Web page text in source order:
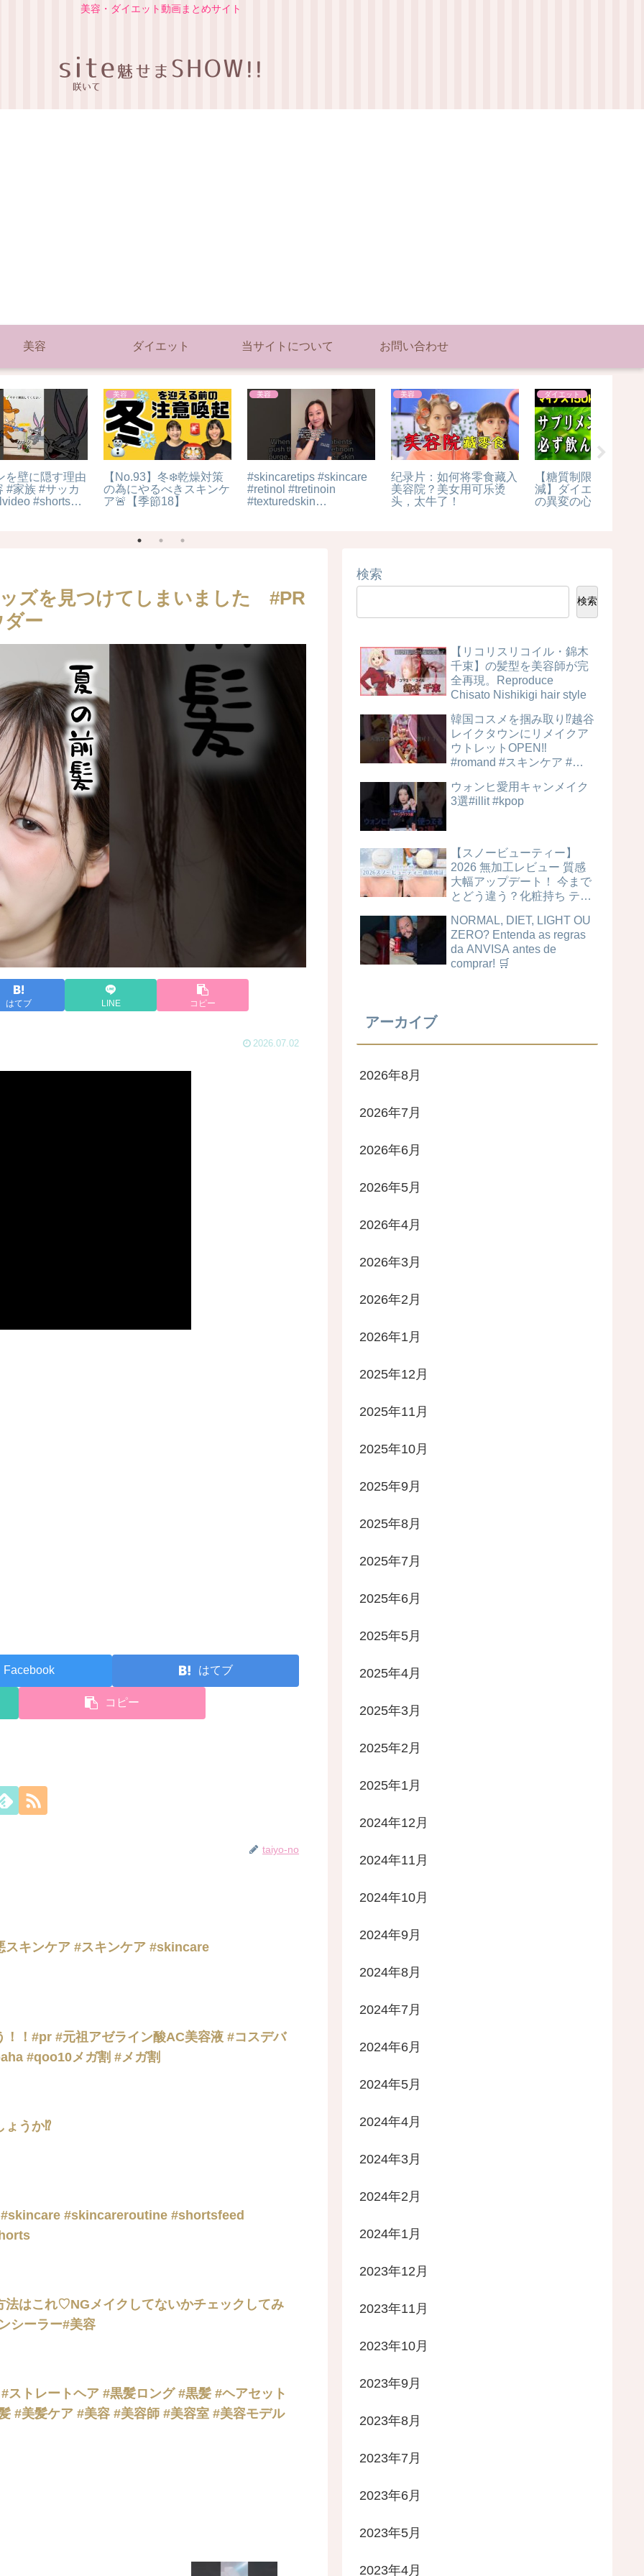
美容・ダイエット動画まとめサイト
美容 ダイエット 当サイトについて お問い合わせ
纪录片：如何将零食藏入
美容院？美女用可乐烫
头，太牛了！
ダイエット
【糖質制限４０代５６kg
減】ダイエット中は体調
の異変の心配もあるので
分を食べない食事と運動
美容
ショートヘア編✂︎【清澄
白河美容室】 #美容室 #
清澄白河 #ショートヘア
#haircare #hairregrowth
#hairloss -
ズを見つけてしまいました #PR
ー
はてブ LINE コピー
2026.07.02
Facebook はてブ
コピー
taiyo-no
スキンケア #スキンケア #skincare
！！#pr #元祖アゼライン酸AC美容液 #コスデバ
ハ #AC美容液 #cosdebaha #qoo10メガ割 #メガ割
ょうか⁉️
#skincareroutine #shortsfeed
法はこれ♡NGメイクしてないかチェックしてみ
シーラー#美容
ストレートヘア #黒髪ロング #黒髪 #ヘアセット
#美髪ケア #美容 #美容師 #美容室 #美容モデル
検索
検索
【リコリスリコイル・錦木
千束】の髪型を美容師が完
全再現。Reproduce
Chisato Nishikigi hair style
韓国コスメを掴み取り⁉︎越谷
レイクタウンにリメイクア
ウトレットOPEN‼️
#romand #スキンケア #美
ウォンヒ愛用キャンメイク
3選#illit #kpop
【スノービューティー】
2026 無加工レビュー 質感
大幅アップデート！ 今まで
とどう違う？化粧持ち テカ
過検証！ ブライトニングス
キンケアパウダー 4MSK 美
白ケア
NORMAL, DIET, LIGHT OU
ZERO? Entenda as regras
da ANVISA antes de
comprar! 🛒
アーカイブ
2026年8月
2026年7月
2026年6月
2026年5月
2026年4月
2026年3月
2026年2月
2026年1月
2025年12月
2025年11月
2025年10月
2025年9月
2025年8月
2025年7月
2025年6月
2025年5月
2025年4月
2025年3月
2025年2月
2025年1月
2024年12月
2024年11月
2024年10月
2024年9月
2024年8月
2024年7月
2024年6月
2024年5月
2024年4月
2024年3月
2024年2月
2024年1月
2023年12月
2023年11月
2023年10月
2023年9月
2023年8月
2023年7月
2023年6月
2023年5月
2023年4月